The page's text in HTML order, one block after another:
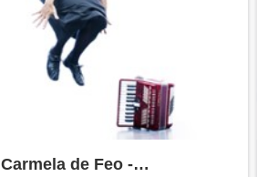
Carmela de Feo -